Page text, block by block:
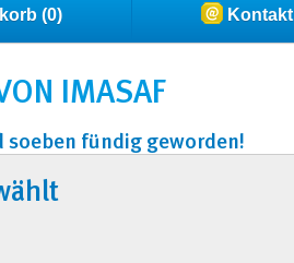
(0) Kontakt
IMASAF
fündig geworden!